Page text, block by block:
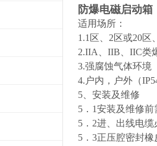
防爆电磁启动箱
适用场所：
1.1区、2区或20区
2.IIA、IIB、IIC类
3.强腐蚀气体环境
4.户内，户外（
5、安装及维修
5．1安装及维修
5．2进、出线电
5．3正压腔密封